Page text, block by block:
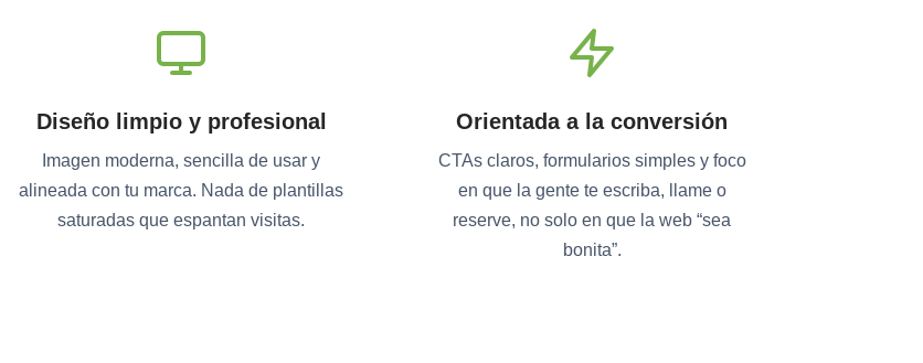
Diseño limpio y profesional
Imagen moderna, sencilla de usar y
alineada con tu marca. Nada de plantillas
saturadas que espantan visitas.
Orientada a la conversión
CTAs claros, formularios simples y foco
en que la gente te escriba, llame o
reserve, no solo en que la web “sea
bonita”.